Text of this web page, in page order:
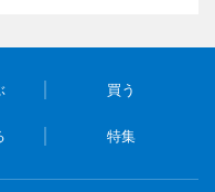
買う
特集